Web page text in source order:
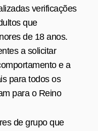
verificações
que
de 18 anos.
a solicitar
e a
para todos os
para o Reino
de grupo que